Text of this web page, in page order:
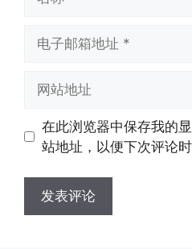
址
址
在此浏览器中保存我的
站地址，以便下次评论时